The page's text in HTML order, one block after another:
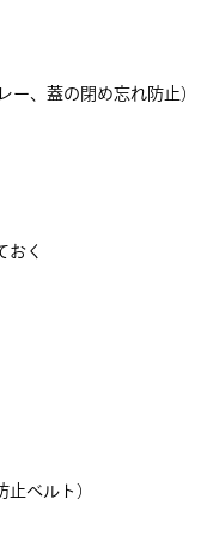
ー、蓋の閉め忘れ防止）
おく
ベルト）